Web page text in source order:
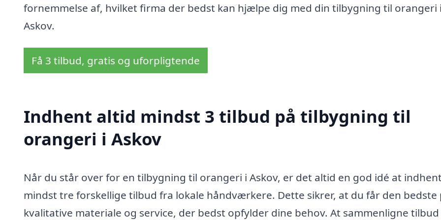
fornemmelse af, hvilket firma der bedst kan hjælpe dig med din tilbygning til orangeri i
Askov.
Få 3 tilbud, gratis og uforpligtende
Indhent altid mindst 3 tilbud på tilbygning til
orangeri i Askov
Når du står over for en tilbygning til orangeri i Askov, er det altid en god idé at
mindst tre forskellige tilbud fra lokale håndværkere. Dette sikrer, at du får den bedste
kvalitative materiale og service, der bedst opfylder dine behov. At sammenligne tilbud